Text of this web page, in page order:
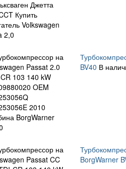
BV40 В
BorgWarner